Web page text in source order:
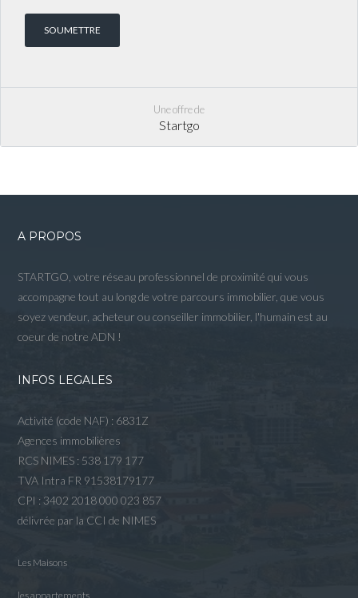
Une offre de
Startgo
A PROPOS
STARTGO, votre réseau professionnel de proximité qui vous
accompagne tout au long de votre parcours immobilier, que vous
soyez vendeur, acheteur ou conseiller immobilier, l'humain est au
coeur de notre ADN !
INFOS LEGALES
Activité (code NAF) : 6831Z
Agences immobilières
RCS NIMES : 538 179 177
TVA Intra FR 91538179177
CPI : 3402 2018 000 023 857
délivrée par la CCI de NIMES
Les Maisons
les appartements